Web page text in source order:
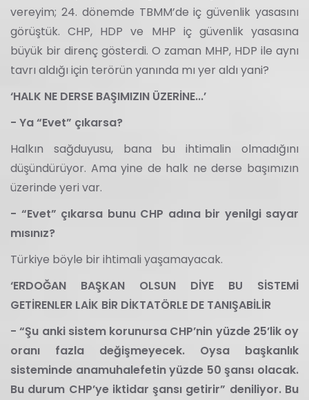
vereyim; 24. dönemde TBMM’de iç güvenlik yasasını
görüştük. CHP, HDP ve MHP iç güvenlik yasasına
büyük bir direnç gösterdi. O zaman MHP, HDP ile aynı
tavrı aldığı için terörün yanında mı yer aldı yani?
‘HALK NE DERSE BAŞIMIZIN ÜZERİNE...’
- Ya “Evet” çıkarsa?
Halkın sağduyusu, bana bu ihtimalin olmadığını
düşündürüyor. Ama yine de halk ne derse başımızın
üzerinde yeri var.
- “Evet” çıkarsa bunu CHP adına bir yenilgi sayar
mısınız?
Türkiye böyle bir ihtimali yaşamayacak.
‘ERDOĞAN BAŞKAN OLSUN DİYE BU SİSTEMİ
GETİRENLER LAİK BİR DİKTATÖRLE DE TANIŞABİLİR
- “Şu anki sistem korunursa CHP’nin yüzde 25’lik oy
oranı fazla değişmeyecek. Oysa başkanlık
sisteminde anamuhalefetin yüzde 50 şansı olacak.
Bu durum CHP’ye iktidar şansı getirir” deniliyor. Bu